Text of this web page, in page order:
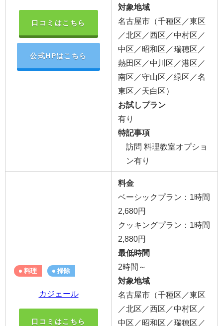
口コミはこちら
公式HPはこちら
対象地域
名古屋市（千種区／東区
／北区／西区／中村区／
中区／昭和区／瑞穂区／
熱田区／中川区／港区／
南区／守山区／緑区／名
東区／天白区）
お試しプラン
有り
特記事項
訪問 料理教室オプショ
ン有り
料理 掃除
カジェール
口コミはこちら
料金
ベーシックプラン：1時間
2,680円
クッキングプラン：1時間
2,880円
最低時間
2時間～
対象地域
名古屋市（千種区／東区
／北区／西区／中村区／
中区／昭和区／瑞穂区／